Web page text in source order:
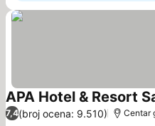
APA Hotel & Resort
7,4(broj ocena: 9.510) Centar